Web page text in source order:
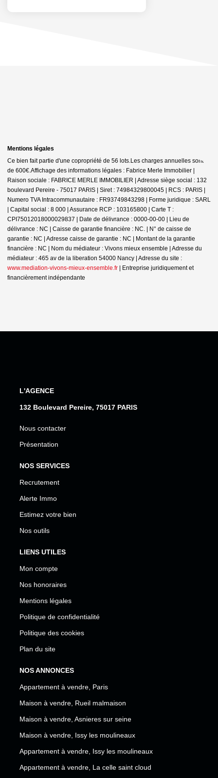
Mentions légales
Ce bien fait partie d'une copropriété de 56 lots.Les charges annuelles sont
de 600€.Affichage des informations légales : Fabrice Merle Immobilier |
Raison sociale : FABRICE MERLE IMMOBILIER | Adresse siège social : 132
boulevard Pereire - 75017 PARIS | Siret : 74984329800045 | RCS : PARIS |
Numero TVA Intracommunautaire : FR93749843298 | Forme juridique : SARL
| Capital social : 8 000 | Assurance RCP : 103165800 | Carte T :
CPI75012018000029837 | Date de délivrance : 0000-00-00 | Lieu de
délivrance : NC | Caisse de garantie financière : NC. | N° de caisse de
garantie : NC | Adresse caisse de garantie : NC | Montant de la garantie
financière : NC | Nom du médiateur : Vivons mieux ensemble | Adresse du
médiateur : 465 av de la liberation 54000 Nancy | Adresse du site :
www.mediation-vivons-mieux-ensemble.fr | Entreprise juridiquement et
financièrement indépendante
L'AGENCE
132 Boulevard Pereire, 75017 PARIS
Nous contacter
Présentation
NOS SERVICES
Recrutement
Alerte Immo
Estimez votre bien
Nos outils
LIENS UTILES
Mon compte
Nos honoraires
Mentions légales
Politique de confidentialité
Politique des cookies
Plan du site
NOS ANNONCES
Appartement à vendre, Paris
Maison à vendre, Rueil malmaison
Maison à vendre, Asnieres sur seine
Maison à vendre, Issy les moulineaux
Appartement à vendre, Issy les moulineaux
Appartement à vendre, La celle saint cloud